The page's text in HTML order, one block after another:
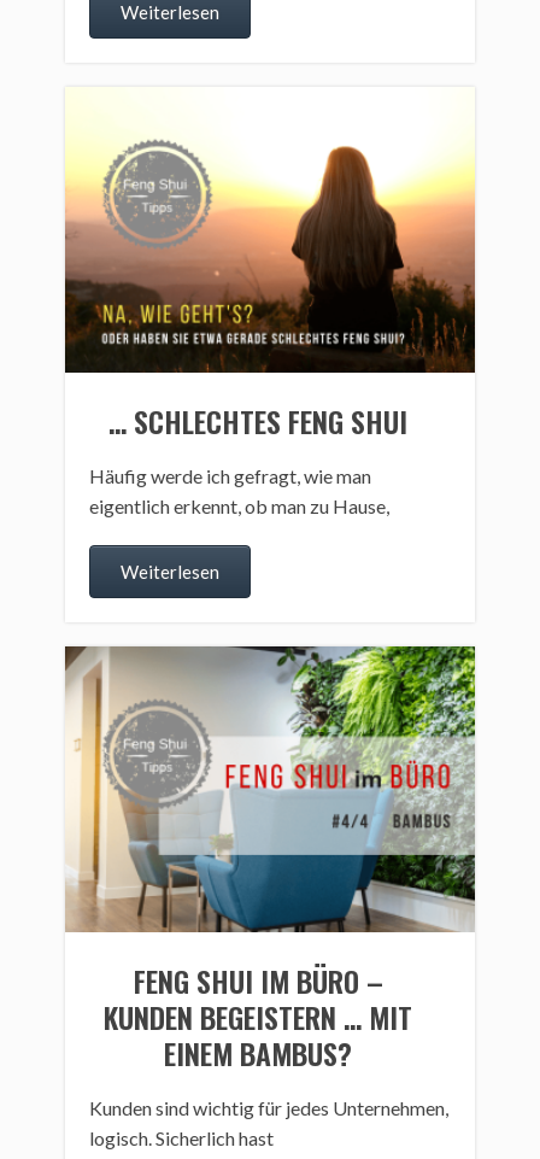
Weiterlesen
… SCHLECHTES FENG SHUI
Häufig werde ich gefragt, wie man
eigentlich erkennt, ob man zu Hause,
Weiterlesen
FENG SHUI IM BÜRO –
KUNDEN BEGEISTERN … MIT
EINEM BAMBUS?
Kunden sind wichtig für jedes Unternehmen,
logisch. Sicherlich hast